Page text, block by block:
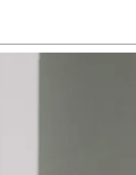
vous de votre projet de construction et